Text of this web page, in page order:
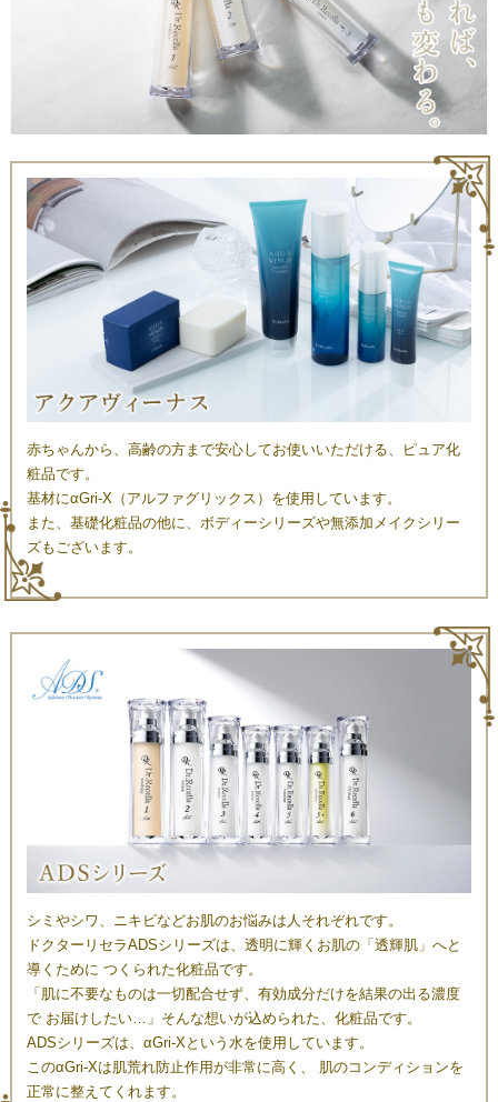
赤ちゃんから、高齢の方まで安心してお使いいただける、ピュア化
粧品です。
基材にαGri-X（アルファグリックス）を使用しています。
また、基礎化粧品の他に、ボディーシリーズや無添加メイクシリー
ズもございます。
シミやシワ、ニキビなどお肌のお悩みは人それぞれです。
ドクターリセラADSシリーズは、透明に輝くお肌の「透輝肌」へと
導くために つくられた化粧品です。
「肌に不要なものは一切配合せず、有効成分だけを結果の出る濃度
で お届けしたい…」そんな想いが込められた、化粧品です。
ADSシリーズは、αGri-Xという水を使用しています。
このαGri-Xは肌荒れ防止作用が非常に高く、 肌のコンディションを
正常に整えてくれます。